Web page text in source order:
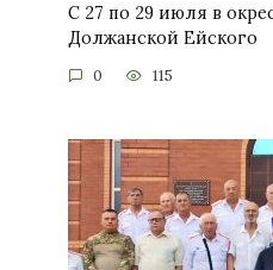
С 27 по 29 июля в
Должанской Ейского
0 115